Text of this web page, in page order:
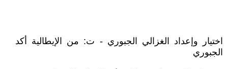
اختيار وإعداد الغزالي الجبوري - ت: من الإيطالية أكد
الجبوري